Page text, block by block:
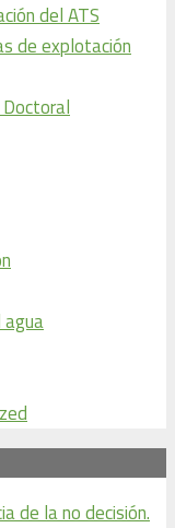
del ATS
de explotación
de la no decisión.